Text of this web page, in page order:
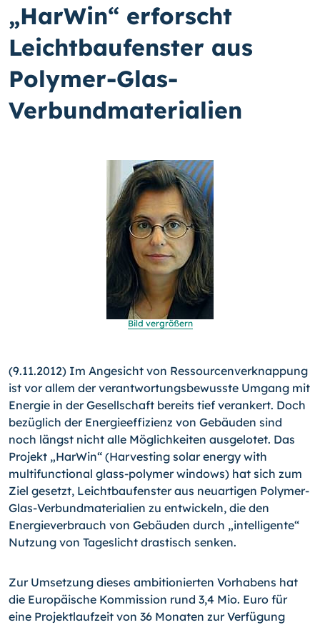
„HarWin“ erforscht
Leichtbaufenster aus
Polymer-Glas-
Verbundmaterialien
Bild vergrößern
(9.11.2012) Im Angesicht von Ressourcenverknappung
ist vor allem der verantwortungsbewusste Umgang mit
Energie in der Gesellschaft bereits tief verankert. Doch
bezüglich der Ener­gieeffizienz von Gebäuden sind
noch längst nicht alle Möglich­keiten ausgelotet. Das
Projekt „HarWin“ (Harvesting solar energy with
multifunctional glass-polymer windows) hat sich zum
Ziel gesetzt, Leichtbaufenster aus neuartigen Polymer-
Glas-Verbundmaterialien zu entwickeln, die den
Energiever­brauch von Gebäuden durch „intelligente“
Nutzung von Tages­licht drastisch senken.
Zur Umsetzung dieses ambitionierten Vorhabens hat
die Euro­päische Kommission rund 3,4 Mio. Euro für
eine Projektlaufzeit von 36 Monaten zur Verfügung